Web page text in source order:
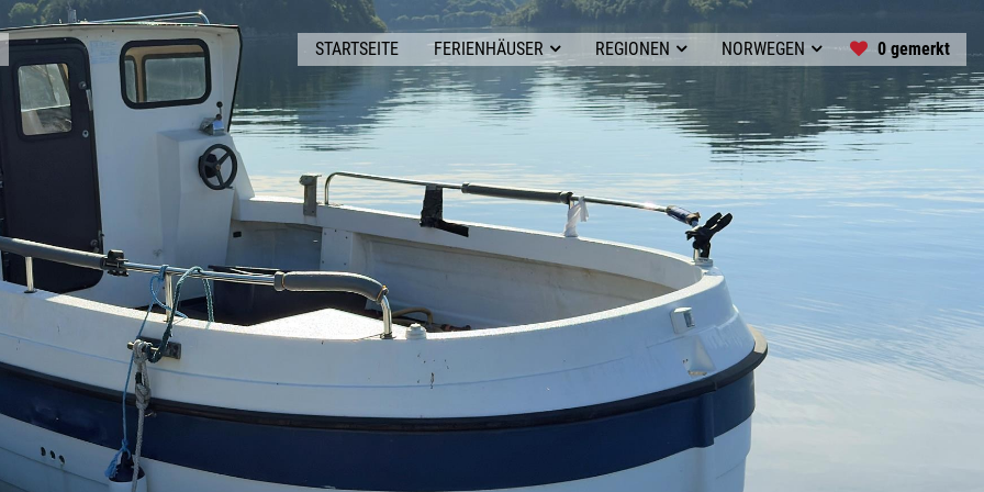
STARTSEITE FERIENHÄUSER REGIONEN NORWEGEN 0 gemerkt